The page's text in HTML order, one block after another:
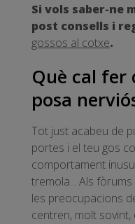
Si vols saber-ne
post consells i
gossos al cotxe.
Què cal fer
posa
Tot just acabeu de
portes i el teu gos
comportament
tremola... Als
les preocupacions
centren, molt